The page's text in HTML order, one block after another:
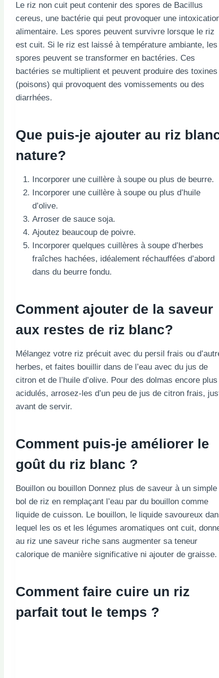
Le riz non cuit peut contenir des spores de Bacillus
cereus, une bactérie qui peut provoquer une
alimentaire. Les spores peuvent survivre lorsque le riz
est cuit. Si le riz est laissé à température ambiante, les
spores peuvent se transformer en bactéries. Ces
bactéries se multiplient et peuvent produire des toxines
(poisons) qui provoquent des vomissements ou des
diarrhées.
Que puis-je ajouter au riz
nature?
Incorporer une cuillère à soupe ou plus de beurre.
Incorporer une cuillère à soupe ou plus d’huile
d’olive.
Arroser de sauce soja.
Ajoutez beaucoup de poivre.
Incorporer quelques cuillères à soupe d’herbes
fraîches hachées, idéalement réchauffées d’abord
dans du beurre fondu.
Comment ajouter de la saveur
aux restes de riz blanc?
Mélangez votre riz précuit avec du persil frais ou
herbes, et faites bouillir dans de l’eau avec du jus de
citron et de l’huile d’olive. Pour des dolmas encore plus
acidulés, arrosez-les d’un peu de jus de citron frais,
avant de servir.
Comment puis-je améliorer le
goût du riz blanc ?
Bouillon ou bouillon Donnez plus de saveur à un simple
bol de riz en remplaçant l’eau par du bouillon comme
liquide de cuisson. Le bouillon, le liquide savoureux
lequel les os et les légumes aromatiques ont cuit,
au riz une saveur riche sans augmenter sa teneur
calorique de manière significative ni ajouter de graisse.
Comment faire cuire un riz
parfait tout le temps ?